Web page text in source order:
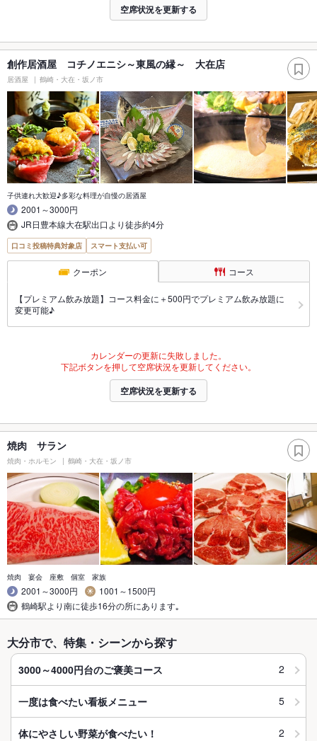
空席状況を更新する
創作居酒屋 コチノエニシ～東風の縁～ 大在店
居酒屋 鶴崎・大在・坂ノ市
子供連れ大歓迎♪多彩な料理が自慢の居酒屋
2001～3000円
JR日豊本線大在駅出口より徒歩約4分
口コミ投稿特典対象店 スマート支払い可
クーポン コース
【プレミアム飲み放題】コース料金に＋500円でプレミアム飲み放題に
変更可能♪
カレンダーの更新に失敗しました。
下記ボタンを押して空席状況を更新してください。
空席状況を更新する
焼肉 サラン
焼肉・ホルモン 鶴崎・大在・坂ノ市
焼肉 宴会 座敷 個室 家族
2001～3000円
1001～1500円
鶴崎駅より南に徒歩16分の所にあります｡
大分市で、特集・シーンから探す
3000～4000円台のご褒美コース 2
一度は食べたい看板メニュー 5
体にやさしい野菜が食べたい！ 2